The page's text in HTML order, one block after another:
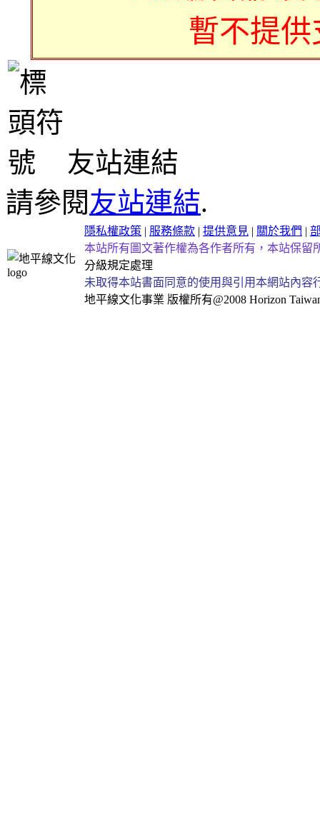
暫不提
友站連結
請參閱友站連結.
隱私權政策 | 服務條款 | 提供意見 | 關於我們 |
本站所有圖文著作權為各作者所有，本站保留
分級規定處理
未取得本站書面同意的使用與引用本網站內
地平線文化事業 版權所有@2008 Horizon